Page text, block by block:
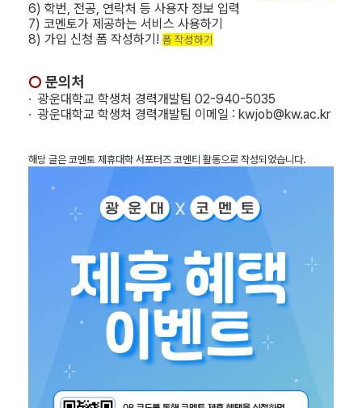
6) 학번, 전공, 연락처 등 사용자 정보 입력
7) 코멘토가 제공하는 서비스 사용하기
8) 가입 신청 폼 작성하기! 폼 작성하기
○ 문의처
· 광운대학교 학생처 경력개발팀 02-940-5035
· ​광운대학교 학생처 경력개발팀 이메일 : kwjob@kw.ac.kr
해당 글은 코멘토 제휴대학 서포터즈 코멘티 활동으로 작성되었습니다.